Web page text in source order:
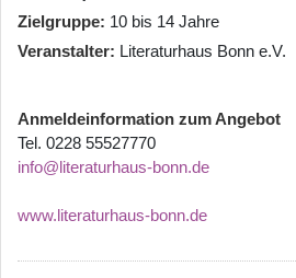
Zielgruppe 10 bis 14 Jahre
Veranstalter Literaturhaus Bonn e.V.
Anmeldeinformation zum Angebot
Tel. 0228 55527770
info@literaturhaus-bonn.de
www.literaturhaus-bonn.de